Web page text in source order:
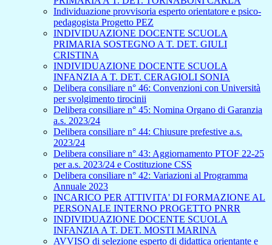
Individuazione provvisoria esperto orientatore e psico-
pedagogista Progetto PEZ
INDIVIDUAZIONE DOCENTE SCUOLA
PRIMARIA SOSTEGNO A T. DET. GIULI
CRISTINA
INDIVIDUAZIONE DOCENTE SCUOLA
INFANZIA A T. DET. CERAGIOLI SONIA
Delibera consiliare n° 46: Convenzioni con Università
per svolgimento tirocinii
Delibera consiliare n° 45: Nomina Organo di Garanzia
a.s. 2023/24
Delibera consiliare n° 44: Chiusure prefestive a.s.
2023/24
Delibera consiliare n° 43: Aggiornamento PTOF 22-25
per a.s. 2023/24 e Costituzione CSS
Delibera consiliare n° 42: Variazioni al Programma
Annuale 2023
INCARICO PER ATTIVITA' DI FORMAZIONE AL
PERSONALE INTERNO PROGETTO PNRR
INDIVIDUAZIONE DOCENTE SCUOLA
INFANZIA A T. DET. MOSTI MARINA
AVVISO di selezione esperto di didattica orientante e